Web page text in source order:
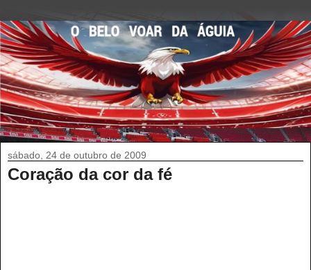
sábado, 24 de outubro de 2009
Coração da cor da fé